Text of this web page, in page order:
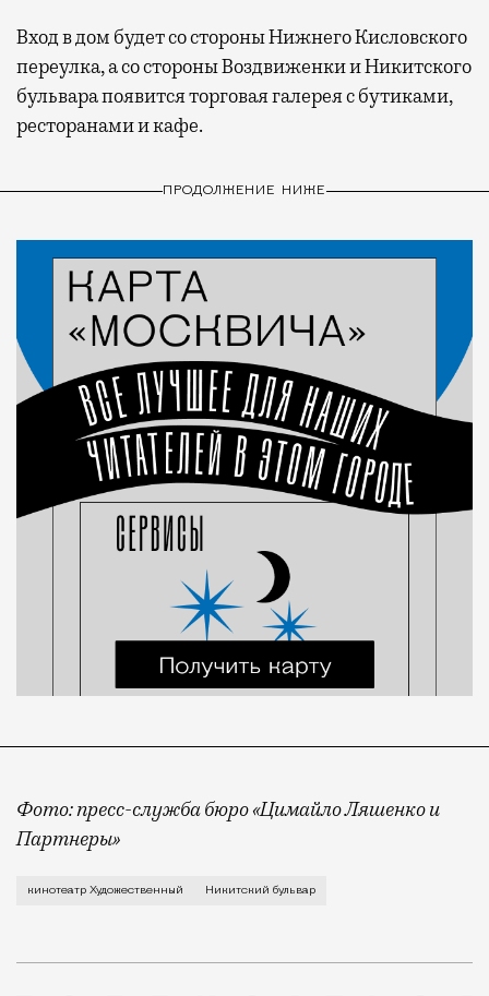
Вход в дом будет со стороны Нижнего Кисловского
переулка, а со стороны Воздвиженки и Никитского
бульвара появится торговая галерея с бутиками,
ресторанами и кафе.
ПРОДОЛЖЕНИЕ НИЖЕ
Фото: пресс-служба бюро «Цимайло Ляшенко и
Партнеры»
Напротив кинотеатра «Художественный» скоро
кинотеатр Художественный Никитский бульвар